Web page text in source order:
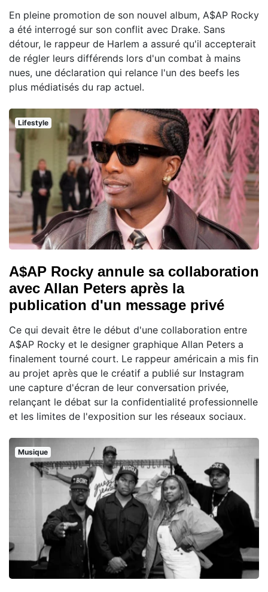
En pleine promotion de son nouvel album, A$AP Rocky
a été interrogé sur son conflit avec Drake. Sans
détour, le rappeur de Harlem a assuré qu'il accepterait
de régler leurs différends lors d'un combat à mains
nues, une déclaration qui relance l'un des beefs les
plus médiatisés du rap actuel.
Lifestyle
A$AP Rocky annule sa collaboration
avec Allan Peters après la
publication d'un message privé
Ce qui devait être le début d'une collaboration entre
A$AP Rocky et le designer graphique Allan Peters a
finalement tourné court. Le rappeur américain a mis fin
au projet après que le créatif a publié sur Instagram
une capture d'écran de leur conversation privée,
relançant le débat sur la confidentialité professionnelle
et les limites de l'exposition sur les réseaux sociaux.
Musique